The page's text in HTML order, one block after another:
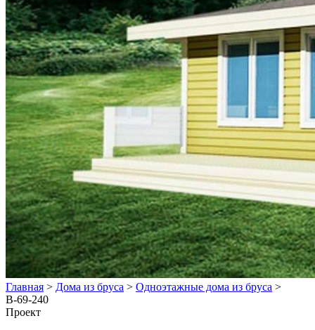
Главная > Дома из бруса > Одноэтажные дома из бруса >
В-69-240
Проект